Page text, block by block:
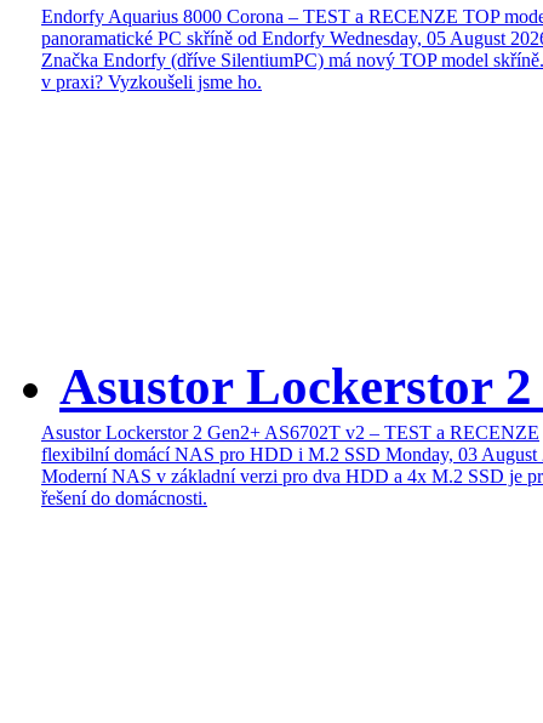
Endorfy Aquarius 8000 Corona – TEST a RECENZE TOP
panoramatické PC skříně od Endorfy Wednesday, 05 August
Značka Endorfy (dříve SilentiumPC) má nový TOP model
v praxi? Vyzkoušeli jsme ho.
Asustor Lockerstor
Asustor Lockerstor 2 Gen2+ AS6702T v2 – TEST a RECENZE
flexibilní domácí NAS pro HDD i M.2 SSD Monday, 03 August
Moderní NAS v základní verzi pro dva HDD a 4x M.2 SSD je
řešení do domácnosti.